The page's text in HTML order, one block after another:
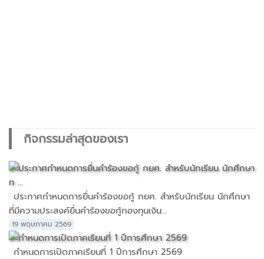
กิจกรรมล่าสุดของเรา
ประกาศกำหนดการยื่นคำร้องขอกู้ กยศ. สำหรับนักเรียน นักศึกษา
ที่มีความประสงค์ยื่นคำร้องขอกู้กองทุนเงิน...
19 พฤษภาคม 2569
กำหนดการเปิดภาคเรียนที่ 1 ปีการศึกษา 2569